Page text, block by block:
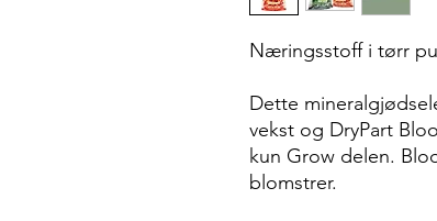
Næringsstoff i tørr
Dette
vekst og DryPart
kun Grow delen.
blomstrer.